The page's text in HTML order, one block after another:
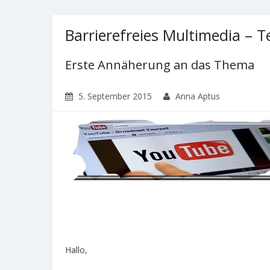
Barrierefreies Multimedia –
Erste Annäherung an das Thema
5. September 2015 Anna Aptus
Hallo,